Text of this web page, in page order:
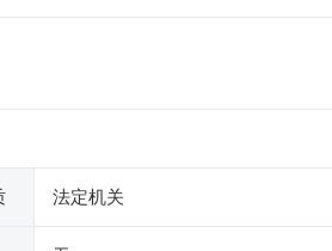
法定机关